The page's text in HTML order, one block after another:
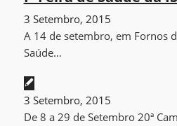
3 Setembro, 2015
A 14 de setembro, em Fornos
Saúde…
3 Setembro, 2015
De 8 a 29 de Setembro 20ª